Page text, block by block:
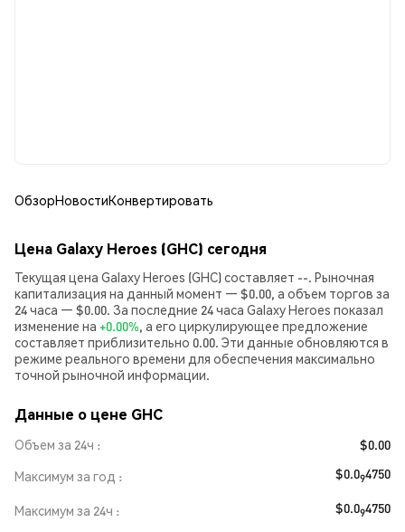
ОбзорНовостиКонвертировать
Цена Galaxy Heroes (GHC) сегодня
Текущая цена Galaxy Heroes (GHC) составляет --. Рыночная
капитализация на данный момент — $0.00, а объем торгов за
24 часа — $0.00. За последние 24 часа Galaxy Heroes показал
изменение на +0.00%, а его циркулирующее предложение
составляет приблизительно 0.00. Эти данные обновляются в
режиме реального времени для обеспечения максимально
точной рыночной информации.
Данные о цене GHC
Объем за 24ч
$0.00
Максимум за год
$0.094750
Максимум за 24ч $0.094750